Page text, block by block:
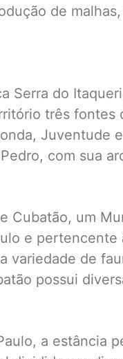
de
Serra do
três fontes
Juventude
com sua
Cubatão, um
e
variedade de
possui
a estância